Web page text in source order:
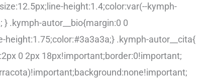
height:1.4;color:var(--kymph-
.kymph-autor__bio{margin:0 0
.kymph-autor__cita{
0 2px 18px!important;border:0!important;